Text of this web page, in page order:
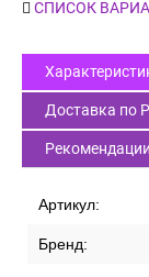
СПИСОК
Доставка по
Артикул:
Бренд: